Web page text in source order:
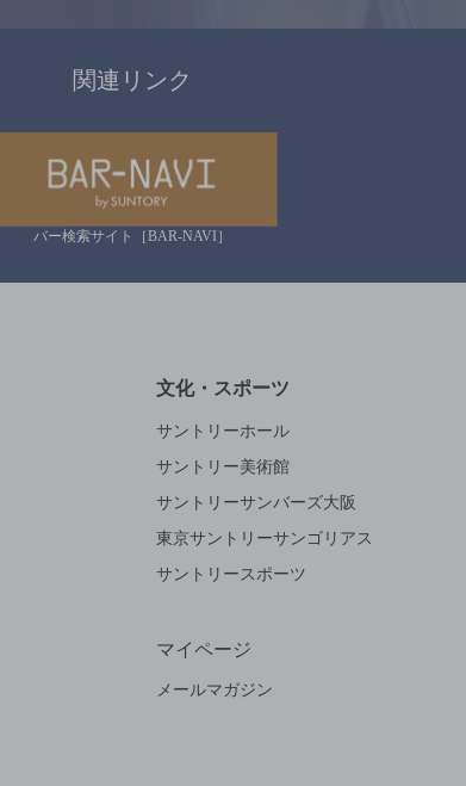
関連リンク
バー検索サイト［BAR-NAVI］
文化・スポーツ
サントリーホール
サントリー美術館
サントリーサンバーズ大阪
東京サントリーサンゴリアス
サントリースポーツ
マイページ
メールマガジン